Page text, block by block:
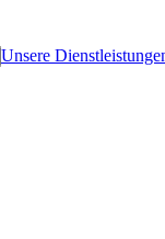
Unsere